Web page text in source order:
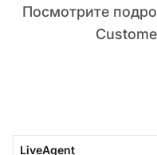
Посмотрите
LiveAgent